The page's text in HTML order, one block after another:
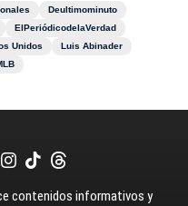
Deultimominuto
ElPeriódicodelaVerdad
Unidos
Luis Abinader
contenidos informativos y